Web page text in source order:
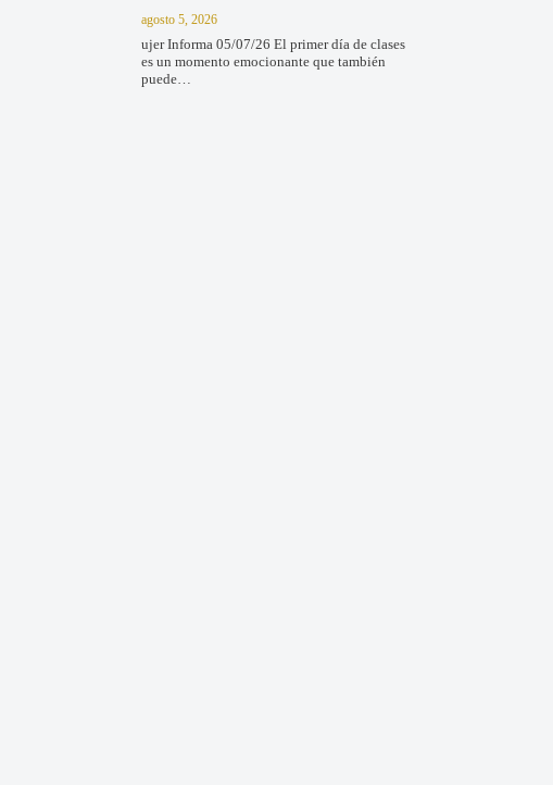
agosto 5, 2026
ujer Informa 05/07/26 El primer día de clases
es un momento emocionante que también
puede…